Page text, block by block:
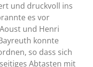
und druckvoll ins
es vor
und Henri
konnte
so dass sich
Abtasten mit